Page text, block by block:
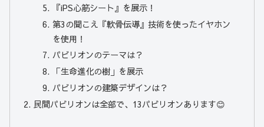
『iPS心筋シート』を展示！
第3の聞こえ『軟骨伝導』技術を使ったイヤホン
を使用！
パビリオンのテーマは？
「生命進化の樹」を展示
パビリオンの建築デザインは？
民間パビリオンは全部で、13パビリオンあります😊